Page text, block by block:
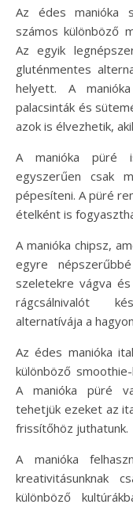
Az édes manióka
számos különböző
Az egyik
gluténmentes
helyett. A
palacsinták és
azok is élvezhetik,
A manióka püré
egyszerűen csak
pépesíteni. A püré
ételként is
A manióka chipsz,
egyre
szeletekre vágva
rágcsálnivalót
alternatívája a
Az édes manióka
különböző
A manióka püré
tehetjük ezeket az
frissítőhöz juthatunk.
A manióka
kreativitásunknak
különböző